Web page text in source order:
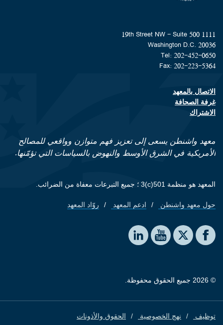
1111 19th Street NW - Suite 500
Washington D.C. 20036
Tel: 202-452-0650
Fax: 202-223-5364
Footer contact links
الاتصال بالمعهد
غرفة الصحافة
الاشتراك
معهد واشنطن يسعى إلى تعزيز فهم متوازن وواقعي للمصالح
الأمريكية في الشرق الأوسط والنهوض بالسياسات التي تؤمّنها.
المعهد هو منظمة 501(c)3 ؛ جميع التبرعات معفاة من الضرائب.
Footer quick links
حول معهد واشنطن ادعم المعهد روّاد المعهد
Social media
The Washington Institute on Facebook
The Washington Institute on X
The Washington Institute on YouTube
The Washington Institute on LinkedIn
© 2026 جميع الحقوق محفوظة.
Footer
توظيف نهج الخصوصية الحقوق والأذونات